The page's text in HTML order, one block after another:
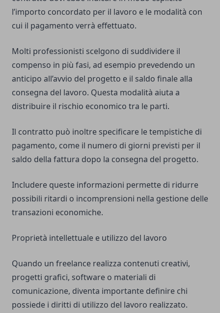
l’importo concordato per il lavoro e le modalità con
cui il pagamento verrà effettuato.
Molti professionisti scelgono di suddividere il
compenso in più fasi, ad esempio prevedendo un
anticipo all’avvio del progetto e il saldo finale alla
consegna del lavoro. Questa modalità aiuta a
distribuire il rischio economico tra le parti.
Il contratto può inoltre specificare le tempistiche di
pagamento, come il numero di giorni previsti per il
saldo della fattura dopo la consegna del progetto.
Includere queste informazioni permette di ridurre
possibili ritardi o incomprensioni nella gestione delle
transazioni economiche.
Proprietà intellettuale e utilizzo del lavoro
Quando un freelance realizza contenuti creativi,
progetti grafici, software o materiali di
comunicazione, diventa importante definire chi
possiede i diritti di utilizzo del lavoro realizzato.